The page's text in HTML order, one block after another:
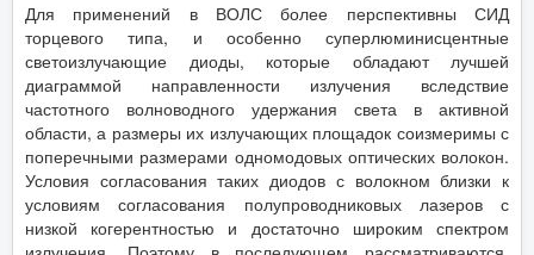
Для применений в ВОЛС более перспективны СИД
торцевого типа, и особенно суперлюминисцентные
светоизлучающие диоды, которые обладают лучшей
диаграммой направленности излучения вследствие
частотного волноводного удержания света в активной
области, а размеры их излучающих площадок соизмеримы с
поперечными размерами одномодовых оптических волокон.
Условия согласования таких диодов с волокном близки к
условиям согласования полупроводниковых лазеров с
низкой когерентностью и достаточно широким спектром